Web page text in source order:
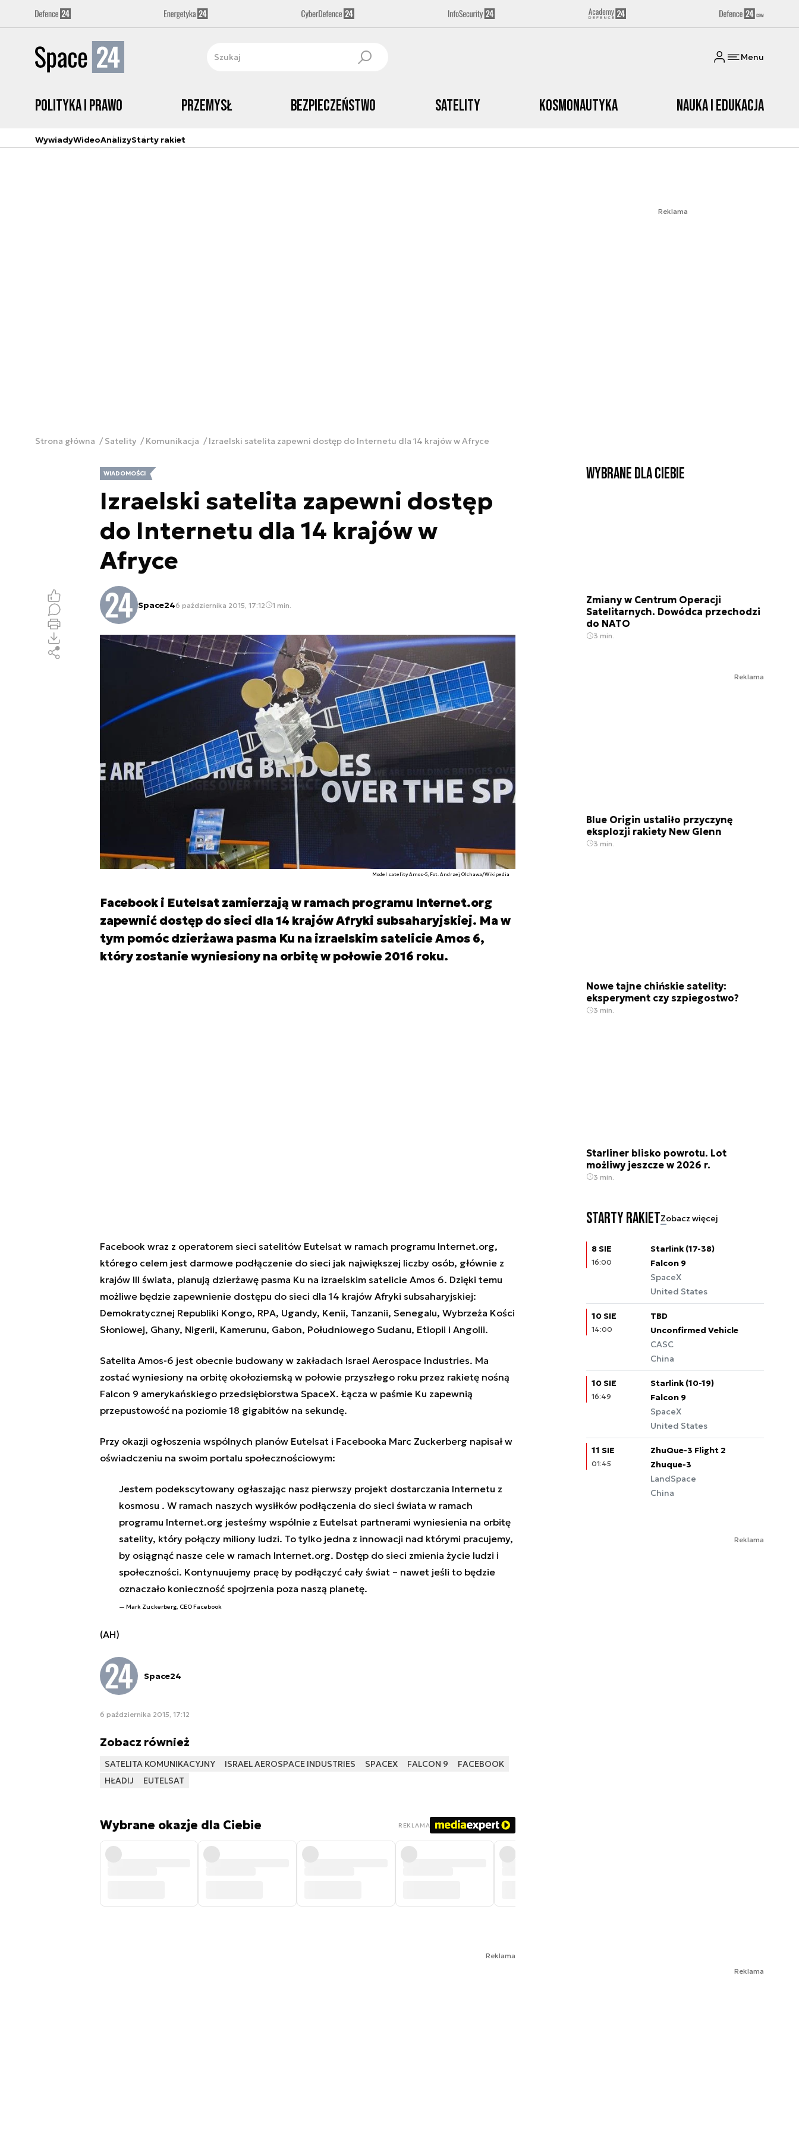
Menu
Polityka i prawo Przemysł Bezpieczeństwo Satelity Kosmonautyka Nauka i edukacja
WywiadyWideoAnalizyStarty rakiet
Reklama
Strona główna Satelity Komunikacja Izraelski satelita zapewni dostęp do Internetu dla 14 krajów w Afryce
WIADOMOŚCI
Izraelski satelita zapewni dostęp
do Internetu dla 14 krajów w
Afryce
Space246 października 2015, 17:12 1 min.
Model satelity Amos-5, Fot. Andrzej Olchawa/Wikipedia
Facebook i Eutelsat zamierzają w ramach programu Internet.org
zapewnić dostęp do sieci dla 14 krajów Afryki subsaharyjskiej. Ma w
tym pomóc dzierżawa pasma Ku na izraelskim satelicie Amos 6,
który zostanie wyniesiony na orbitę w połowie 2016 roku.
Facebook wraz z operatorem sieci satelitów Eutelsat w ramach programu Internet.org,
którego celem jest darmowe podłączenie do sieci jak największej liczby osób, głównie z
krajów III świata, planują dzierżawę pasma Ku na izraelskim satelicie Amos 6. Dzięki temu
możliwe będzie zapewnienie dostępu do sieci dla 14 krajów Afryki subsaharyjskiej:
Demokratycznej Republiki Kongo, RPA, Ugandy, Kenii, Tanzanii, Senegalu, Wybrzeża Kości
Słoniowej, Ghany, Nigerii, Kamerunu, Gabon, Południowego Sudanu, Etiopii i Angolii.
Satelita Amos-6 jest obecnie budowany w zakładach Israel Aerospace Industries. Ma
zostać wyniesiony na orbitę okołoziemską w połowie przyszłego roku przez rakietę nośną
Falcon 9 amerykańskiego przedsiębiorstwa SpaceX. Łącza w paśmie Ku zapewnią
przepustowość na poziomie 18 gigabitów na sekundę.
Przy okazji ogłoszenia wspólnych planów Eutelsat i Facebooka Marc Zuckerberg napisał w
oświadczeniu na swoim portalu społecznościowym:
Jestem podekscytowany ogłaszając nasz pierwszy projekt dostarczania Internetu z
kosmosu . W ramach naszych wysiłków podłączenia do sieci świata w ramach
programu Internet.org jesteśmy wspólnie z Eutelsat partnerami wyniesienia na orbitę
satelity, który połączy miliony ludzi. To tylko jedna z innowacji nad którymi pracujemy,
by osiągnąć nasze cele w ramach Internet.org. Dostęp do sieci zmienia życie ludzi i
społeczności. Kontynuujemy pracę by podłączyć cały świat – nawet jeśli to będzie
oznaczało konieczność spojrzenia poza naszą planetę.
Mark Zuckerberg, CEO Facebook
(AH)
Space24
6 października 2015, 17:12
Zobacz również
SATELITA KOMUNIKACYJNY ISRAEL AEROSPACE INDUSTRIES SPACEX FALCON 9
FACEBOOK
HŁADIJ
EUTELSAT
Wybrane okazje dla Ciebie REKLAMA
Reklama
Wybrane dla Ciebie
Zmiany w Centrum Operacji
Satelitarnych. Dowódca przechodzi
do NATO
3 min.
Reklama
Blue Origin ustaliło przyczynę
eksplozji rakiety New Glenn
3 min.
Nowe tajne chińskie satelity:
eksperyment czy szpiegostwo?
3 min.
Starliner blisko powrotu. Lot
możliwy jeszcze w 2026 r.
3 min.
Starty rakietZobacz więcej
8 SIE
16:00
Starlink (17-38)
Falcon 9
SpaceX
United States
10 SIE
14:00
TBD
Unconfirmed Vehicle
CASC
China
10 SIE
16:49
Starlink (10-19)
Falcon 9
SpaceX
United States
11 SIE
01:45
ZhuQue-3 Flight 2
Zhuque-3
LandSpace
China
Reklama
Reklama